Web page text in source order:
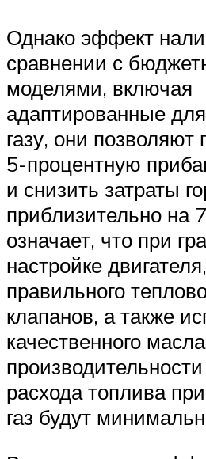
Однако эффект
сравнении с
моделями, включая
адаптированные
газу, они позволяют
5-процентную
и снизить затраты
приблизительно на
означает, что при
настройке
правильного
клапанов, а также
качественного
расхода топлива
газ будут